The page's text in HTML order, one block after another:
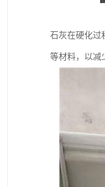
石灰在硬化过
等材料，以减